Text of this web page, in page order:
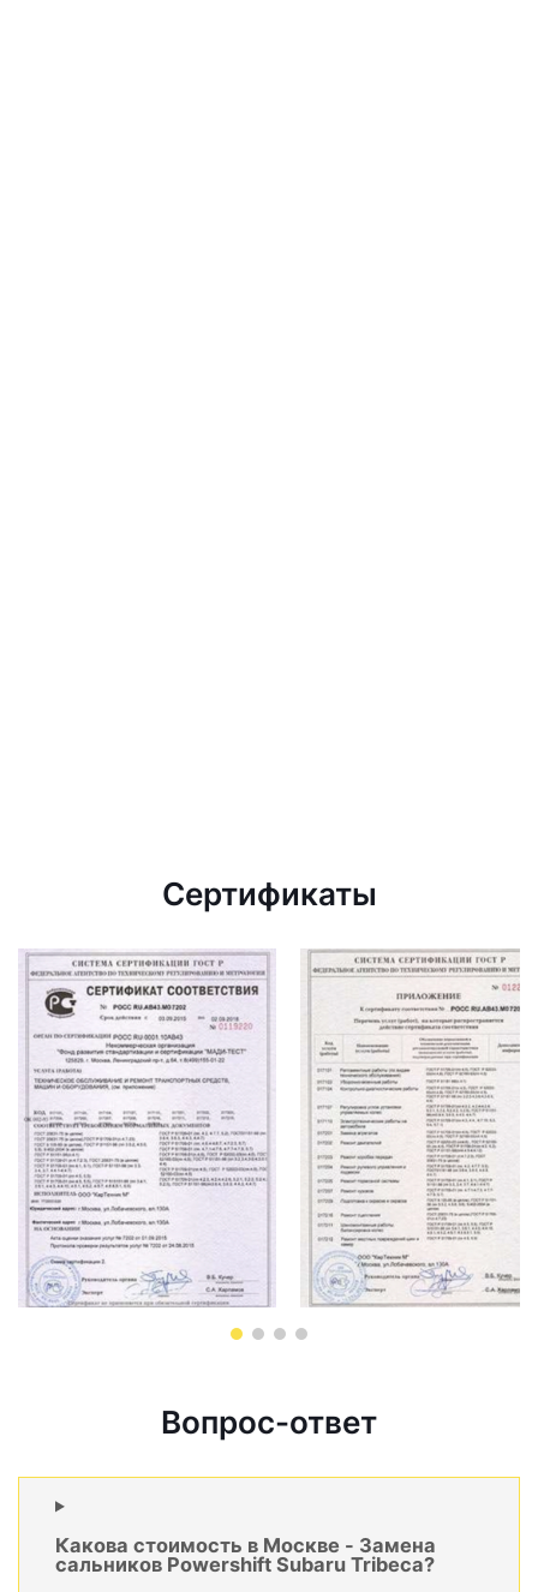
Сертификаты
Вопрос-ответ
Какова стоимость в Москве - Замена
сальников Powershift Subaru Tribeca?